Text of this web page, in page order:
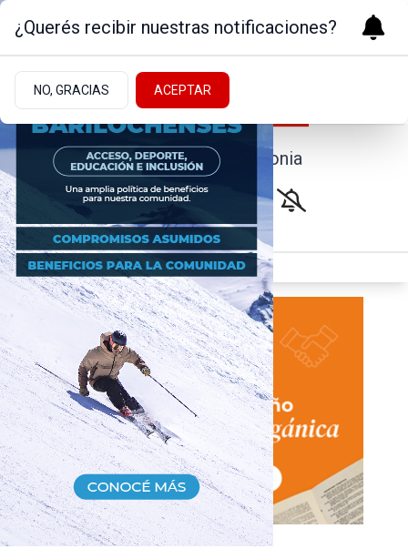
Noticias de la Patagonia
¿Querés recibir nuestras notificaciones?
NO, GRACIAS ACEPTAR